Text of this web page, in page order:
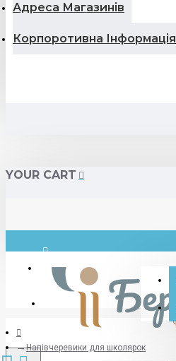
Адреса Магазинів
Корпоротивна Інформація
YOUR CART
Вхід
Напівчеревики для школярок